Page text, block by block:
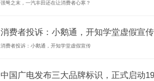
强弩之末，一汽丰田还在让消费者心寒？
消费者投诉：小鹅通，开知学堂虚假宣传
消费者投诉：小鹅通，开知学堂虚假宣传
中国广电发布三大品牌标识，正式启动